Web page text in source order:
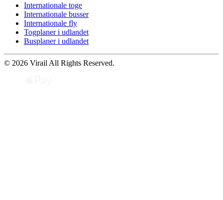
Internationale toge
Internationale busser
Internationale fly
Togplaner i udlandet
Busplaner i udlandet
© 2026 Virail All Rights Reserved.